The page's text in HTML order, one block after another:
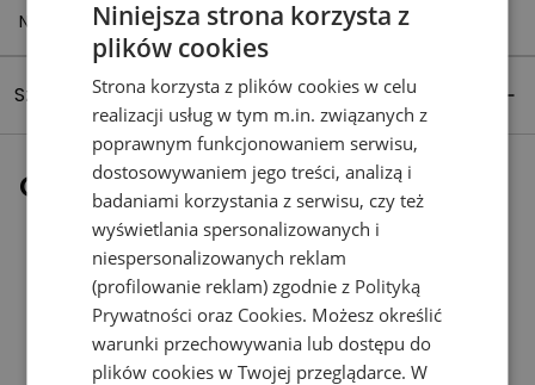
Netherlands
Szczegóły produktu
Ostatnio oglądane
Niniejsza strona korzysta z
plików cookies
Strona korzysta z plików cookies w celu
realizacji usług w tym m.in. związanych z
poprawnym funkcjonowaniem serwisu,
dostosowywaniem jego treści, analizą i
badaniami korzystania z serwisu, czy też
wyświetlania spersonalizowanych i
niespersonalizowanych reklam
(profilowanie reklam) zgodnie z Polityką
Prywatności oraz Cookies. Możesz określić
warunki przechowywania lub dostępu do
plików cookies w Twojej przeglądarce. W